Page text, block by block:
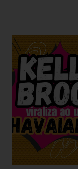
verdadeira
carregar na sola
transmitida de
alagoano? O
habilidade de
acessório de moda
da versatilidade
união perfeita
urbana que o seu